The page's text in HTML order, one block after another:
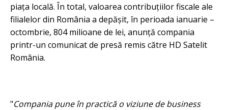
piața locală. În total, valoarea contribuțiilor fiscale ale
filialelor din România a depășit, în perioada ianuarie –
octombrie, 804 milioane de lei, anunță compania
printr-un comunicat de presă remis către HD Satelit
România.
"Compania pune în practică o viziune de business